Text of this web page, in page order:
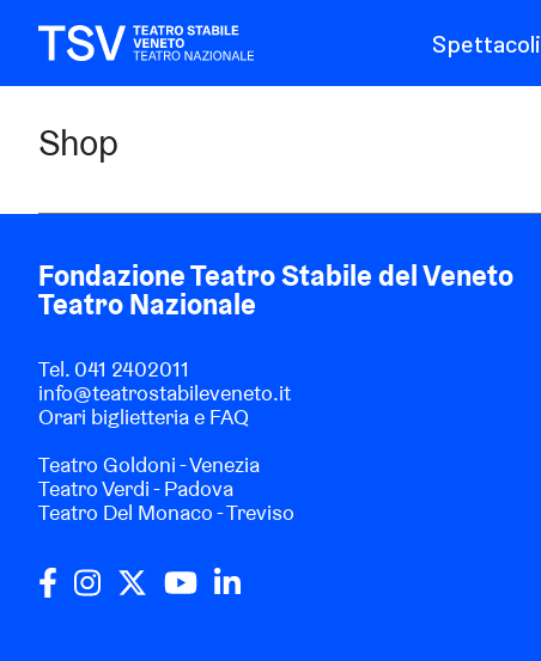
Spettacoli
Shop
Fondazione Teatro Stabile del Veneto
Teatro Nazionale
Tel. 041 2402011
info@teatrostabileveneto.it
Orari biglietteria e FAQ
Teatro Goldoni - Venezia
Teatro Verdi - Padova
Teatro Del Monaco - Treviso